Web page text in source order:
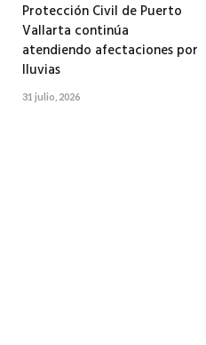
Protección Civil de Puerto
Vallarta continúa
atendiendo afectaciones por
lluvias
31 julio, 2026